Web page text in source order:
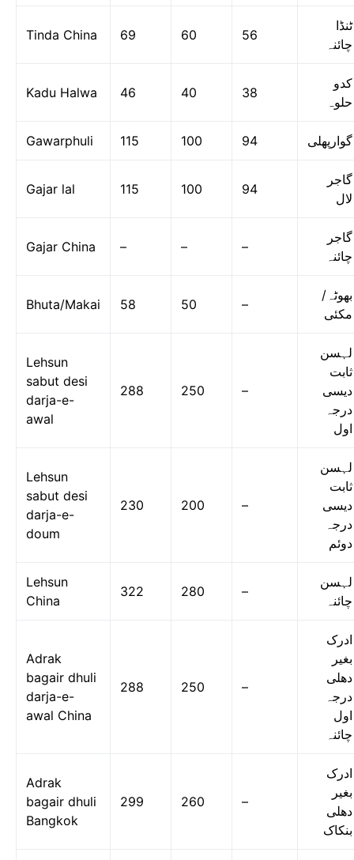
Tinda China 69 60 56
ٹنڈا
چائنہ
Kadu Halwa 46 40 38
کدو
حلوہ
Gawarphuli 115 100 94 گوارپھلی
Gajar lal 115 100 94
گاجر
لال
Gajar China – – –
گاجر
چائنہ
Bhuta/Makai 58 50 –
بھوٹہ/
مکئی
Lehsun
sabut desi
darja-e-
awal
288 250 –
لہسن
ثابت
دیسی
درجہ
اول
Lehsun
sabut desi
darja-e-
doum
230 200 –
لہسن
ثابت
دیسی
درجہ
دوئم
Lehsun
China
322 280 –
لہسن
چائنہ
Adrak
bagair dhuli
darja-e-
awal China
288 250 –
ادرک
بغیر
دھلی
درجہ
اول
چائنہ
Adrak
bagair dhuli
Bangkok
299 260 –
ادرک
بغیر
دھلی
بنکاک